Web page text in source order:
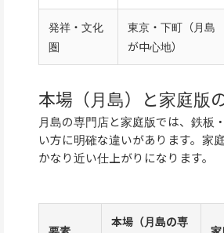
発祥・文化
圏
東京・下町（月島
が中心地）
本場（月島）と家庭版
月島の専門店と家庭版では、鉄板
い方に明確な違いがあります。家
かなり近い仕上がりになります。
本場（月島の専